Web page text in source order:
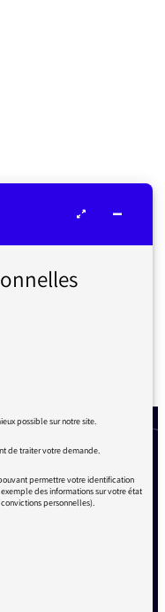
15
possible sur notre site.
de traiter votre demande.
permettre votre identification
des informations sur votre état
personnelles).